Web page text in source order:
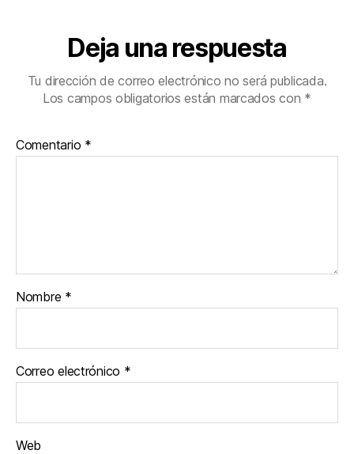
Deja una respuesta
Tu dirección de correo electrónico no será publicada.
Los campos obligatorios están marcados con *
Comentario *
Nombre *
Correo electrónico *
Web